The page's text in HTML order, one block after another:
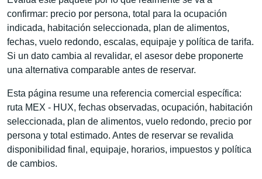
confirmar: precio por persona, total para la ocupación
indicada, habitación seleccionada, plan de alimentos,
fechas, vuelo redondo, escalas, equipaje y política de tarifa.
Si un dato cambia al revalidar, el asesor debe proponerte
una alternativa comparable antes de reservar.
Esta página resume una referencia comercial específica:
ruta MEX - HUX, fechas observadas, ocupación, habitación
seleccionada, plan de alimentos, vuelo redondo, precio por
persona y total estimado. Antes de reservar se revalida
disponibilidad final, equipaje, horarios, impuestos y política
de cambios.